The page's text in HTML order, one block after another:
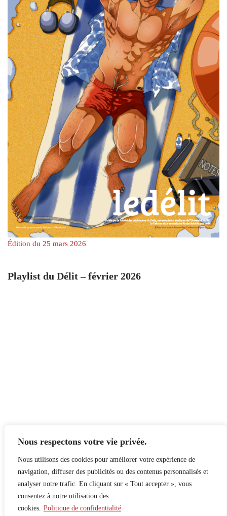
Nous respectons votre vie privée.
Nous utilisons des cookies pour améliorer votre expérience de
navigation, diffuser des publicités ou des contenus personnalisés et
analyser notre trafic. En cliquant sur « Tout accepter », vous
consentez à notre utilisation des
cookies. Politique de confidentialité
Édition du 25 mars 2026
Playlist du Délit – février 2026